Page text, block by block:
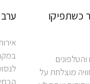
כשתפיקו
מוצלחת על